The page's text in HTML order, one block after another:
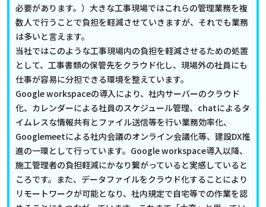
必要があります。）大きな工事現場ではこれらの管理業務を複
数人で行うことで負担を軽減させていきますが、それでも業務
は多いと言えます。
当社ではこのような工事現場内の負担を軽減させるための処置
として、工事書類の保管先をクラウド化し、現場外の社員にも
仕事が容易に分担できる環境を整えています。
Google workspaceの導入により、社内サーバーのクラウド
化、カレンダーによる社員のスケジュール管理、chatによるタ
イムレスな情報共有とファイル送信等を行い業務効率化、
Googlemeetによる社内会議のオンライン会議化等、建設DX推
進の一環として行っています。Google workspace導入以降、
施工管理者の負担軽減にかなり繋がっていると実感していると
ころです。また、データファイルをクラウド化することにより
リモートワークが可能となり、社内規定で自宅等での作業を認